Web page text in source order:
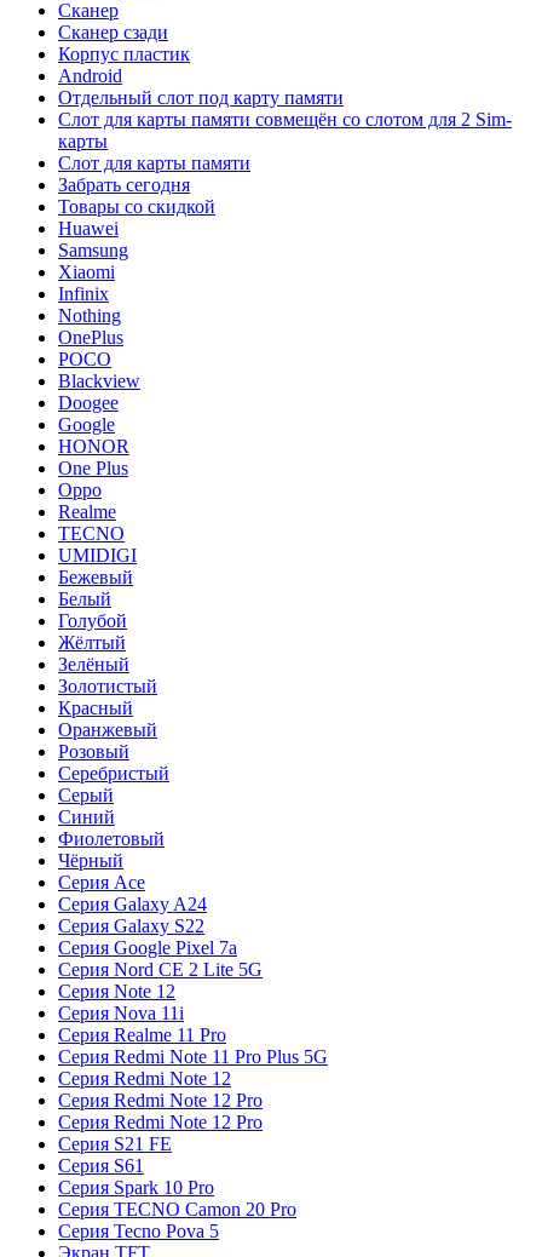
Сканер
Сканер сзади
Корпус пластик
Android
Отдельный слот под карту памяти
Слот для карты памяти совмещён со слотом для 2 Sim-
карты
Слот для карты памяти
Забрать сегодня
Товары со скидкой
Huawei
Samsung
Xiaomi
Infinix
Nothing
OnePlus
POCO
Blackview
Doogee
Google
HONOR
One Plus
Oppo
Realme
TECNO
UMIDIGI
Бежевый
Белый
Голубой
Жёлтый
Зелёный
Золотистый
Красный
Оранжевый
Розовый
Серебристый
Серый
Синий
Фиолетовый
Чёрный
Серия Ace
Серия Galaxy A24
Серия Galaxy S22
Серия Google Pixel 7a
Серия Nord CE 2 Lite 5G
Серия Note 12
Серия Nova 11i
Серия Realme 11 Pro
Серия Redmi Note 11 Pro Plus 5G
Серия Redmi Note 12
Серия Redmi Note 12 Pro
Серия Redmi Note 12 Pro
Серия S21 FE
Серия S61
Серия Spark 10 Pro
Серия TECNO Camon 20 Pro
Серия Tecno Pova 5
Экран TFT